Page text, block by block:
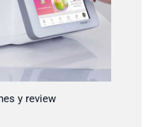
y review